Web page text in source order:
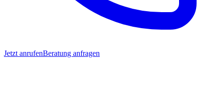
Jetzt anrufenBeratung anfragen